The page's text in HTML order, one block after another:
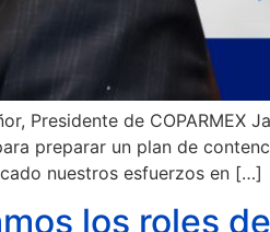
Presidente de COPARMEX
preparar un plan de
nuestros esfuerzos en […]
los roles